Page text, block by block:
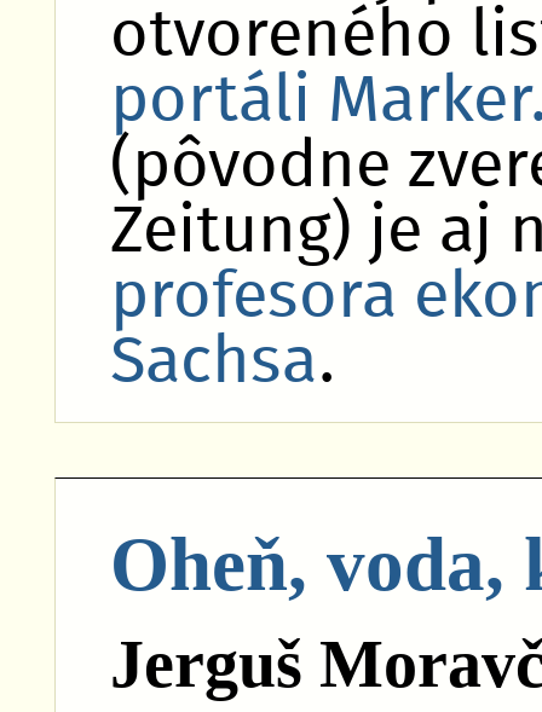
otvoreného
portáli
(pôvodne
Zeitung) je aj
profesora
Sachsa.
Oheň, voda,
Jerguš